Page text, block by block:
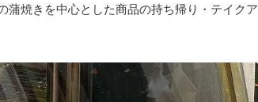
蒲焼きを中心とした商品の持ち帰り・テイクア